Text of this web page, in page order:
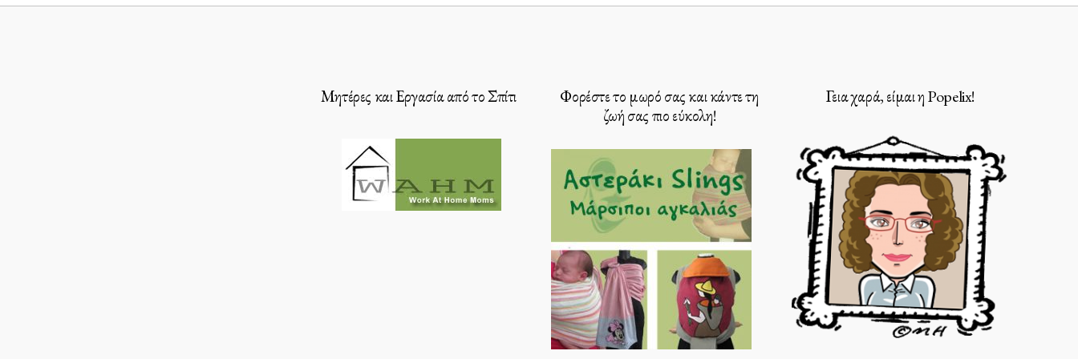
Μητέρες και Εργασία από το Σπίτι
Φορέστε το μωρό σας και κάντε τη
ζωή σας πιο εύκολη!
Γεια χαρά, είμαι η Popelix!